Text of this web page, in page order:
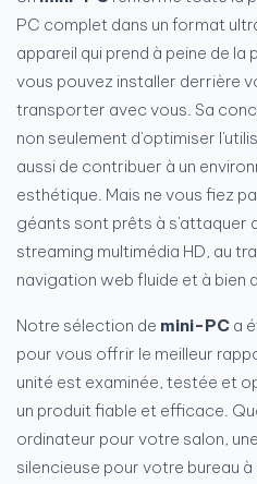
PC complet dans un format
appareil qui prend à peine de la
vous pouvez installer derrière
transporter avec vous. Sa
non seulement d'optimiser
aussi de contribuer à un
esthétique. Mais ne vous fiez
géants sont prêts à s'attaquer
streaming multimédia HD, au
navigation web fluide et à bien
Notre sélection de mini-PC a
pour vous offrir le meilleur
unité est examinée, testée et
un produit fiable et efficace.
ordinateur pour votre salon,
silencieuse pour votre bureau